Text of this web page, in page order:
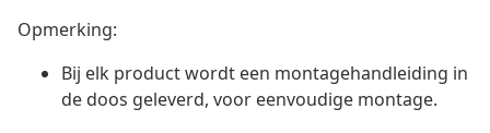
Opmerking:
Bij elk product wordt een montagehandleiding in
de doos geleverd, voor eenvoudige montage.